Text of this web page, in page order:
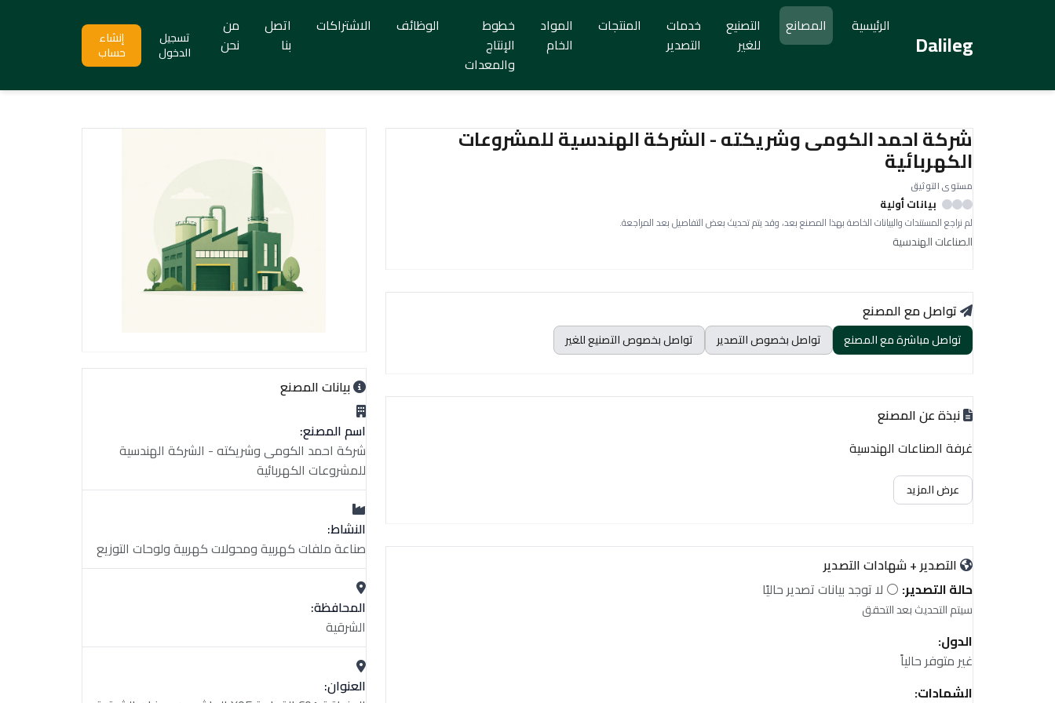
Dalileg
الرئيسية المصانع
التصنيع
للغير
خدمات
التصدير
المنتجات
المواد
الخام
خطوط
الإنتاج
والمعدات
الوظائف الاشتراكات
اتصل
بنا
من
نحن
تسجيل
الدخول
إنشاء
حساب
شركة احمد الكومى وشريكته - الشركة الهندسية للمشروعات
الكهربائية
مستوى التوثيق
بيانات أولية
لم نراجع المستندات والبيانات الخاصة بهذا المصنع بعد، وقد يتم تحديث بعض التفاصيل بعد المراجعة.
الصناعات الهندسية
تواصل مع المصنع
تواصل مباشرة مع المصنع تواصل بخصوص التصدير تواصل بخصوص التصنيع للغير
نبذة عن المصنع
غرفة الصناعات الهندسية
عرض المزيد
التصدير + شهادات التصدير
حالة التصدير: ⚪ لا توجد بيانات تصدير حاليًا
سيتم التحديث بعد التحقق
الدول:
غير متوفر حالياً
الشهادات:
بيانات المصنع
اسم المصنع:
شركة احمد الكومى وشريكته - الشركة الهندسية
للمشروعات الكهربائية
النشاط:
صناعة ملفات كهربية ومحولات كهربية ولوحات التوزيع
المحافظة:
الشرقية
العنوان: